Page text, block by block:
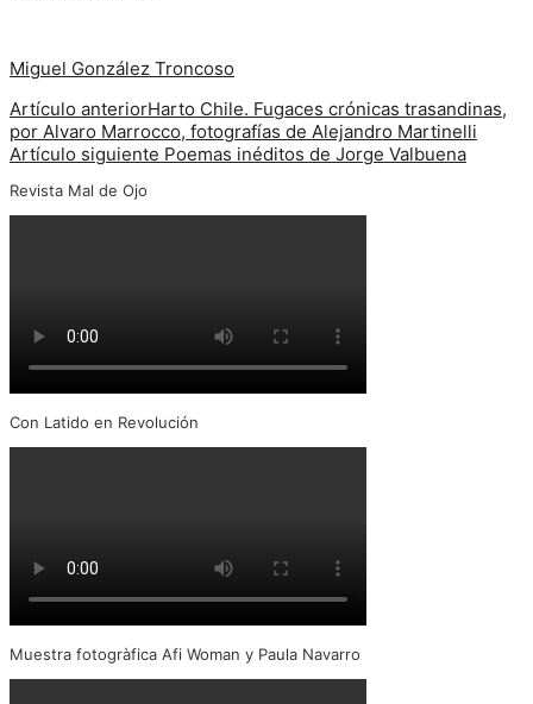
Miguel González Troncoso
Artículo anteriorHarto Chile. Fugaces crónicas trasandinas,
por Alvaro Marrocco, fotografías de Alejandro Martinelli
Artículo siguiente Poemas inéditos de Jorge Valbuena
Revista Mal de Ojo
Con Latido en Revolución
Muestra fotogràfica Afi Woman y Paula Navarro